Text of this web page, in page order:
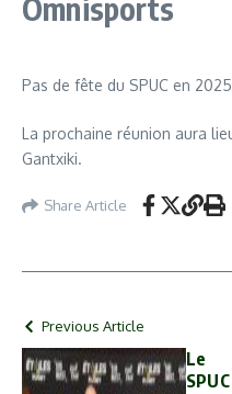
Omnisports
Pas de fête du SPUC en
La prochaine réunion aura
Gantxiki.
Share Article
Previous Article
Le
SPUC